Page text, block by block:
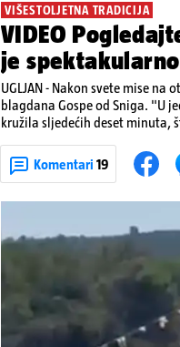
VIŠESTOLJETNA TRADICIJA
VIDEO
je
UGLJAN - Nakon svete mise
blagdana Gospe od Sniga. "U
kružila sljedećih deset minuta,
upaljenim bakljama. Na nekim
višestoljetnoj tradiciji, koja se
Komentari 19